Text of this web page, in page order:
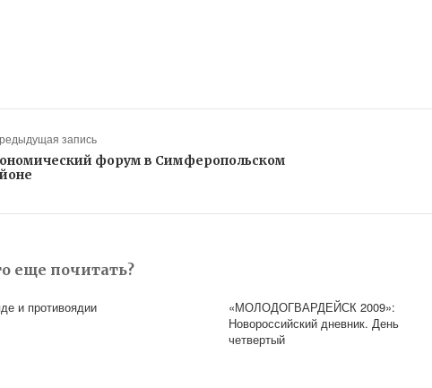
запись
форум в Симферопольском
еще почитать?
и противоядии
«МОЛОДОГВАРДЕЙСК 2009»:
Новороссийский дневник. День
четвертый